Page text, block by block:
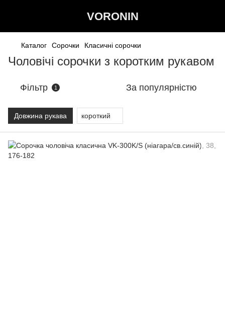
VORONIN
Каталог Сорочки Класичні сорочки
Чоловічі сорочки з коротким рукавом
Фільтр 1 За популярністю
Довжина рукава короткий